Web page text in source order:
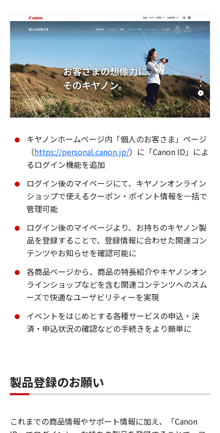
キヤノンホームページ内「個人のお客さま」ページ
（https://personal.canon.jp/）に「Canon ID」によ
るログイン機能を追加
ログイン後のマイページにて、キヤノンオンライン
ショップで使えるクーポン・ポイント情報を一括で
管理可能
ログイン後のマイページより、お持ちのキヤノン製
品を登録することで、登録情報に合わせた関連コン
テンツやお知らせを確認可能に
各商品ページから、商品の特長紹介やキヤノンオン
ラインショップなどを含む関連コンテンツへのスム
ーズで快適なユーザビリティーを実現
イベントをはじめとする各種サービスの申込・決
済・申込状況の確認などの手続きをより簡単に
製品登録のお願い
これまでの商品情報やサポート情報に加え、「Canon